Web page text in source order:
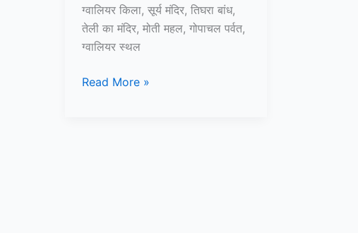
ग्वालियर किला, सूर्य मंदिर, तिघरा बांध,
तेली का मंदिर, मोती महल, गोपाचल पर्वत,
ग्वालियर स्थल
10+
Read More »